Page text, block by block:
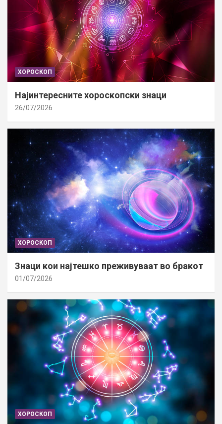
ХОРОСКОП
Најинтересните хороскопски знаци
26/07/2026
ХОРОСКОП
Знаци кои најтешко преживуваат во бракот
01/07/2026
ХОРОСКОП